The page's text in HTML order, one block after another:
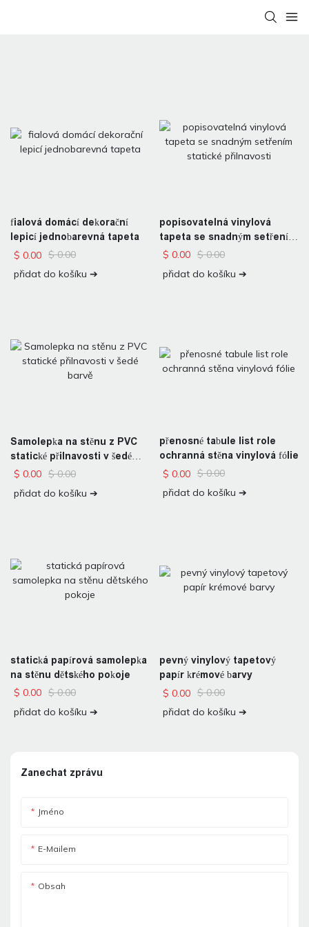
fialová domácí dekorační
lepicí jednobarevná tapeta
$ 0.00 $0.00
přidat do košíku ➔
popisovatelná vinylová
tapeta se snadným setřením
statické přilnavosti
$ 0.00 $0.00
přidat do košíku ➔
Samolepka na stěnu z PVC
statické přilnavosti v šedé
barvě
$ 0.00 $0.00
přidat do košíku ➔
přenosné tabule list role
ochranná stěna vinylová fólie
$ 0.00 $0.00
přidat do košíku ➔
statická papírová samolepka
na stěnu dětského pokoje
$ 0.00 $0.00
přidat do košíku ➔
pevný vinylový tapetový
papír krémové barvy
$ 0.00 $0.00
přidat do košíku ➔
Zanechat zprávu
Jméno
E-Mailem
Obsah